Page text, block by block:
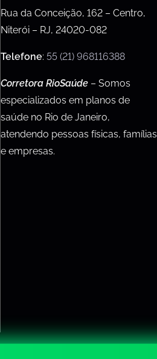
Rua da Conceição, 162 – Centro,
Niterói – RJ, 24020-082
Telefone: 55 (21) 968116388
Corretora RioSaúde – Somos
especializados em planos de
saúde no Rio de Janeiro,
atendendo pessoas físicas, famílias
e empresas.